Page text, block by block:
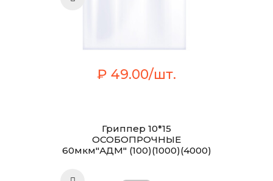
₽ 49.00/шт.
Гриппер 10*15
ОСОБОПРОЧНЫЕ
60мкм"АДМ" (100)(1000)(4000)